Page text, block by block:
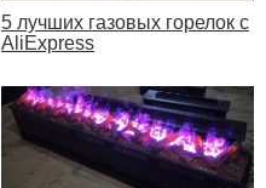
5 лучших газовых горелок с
AliExpress